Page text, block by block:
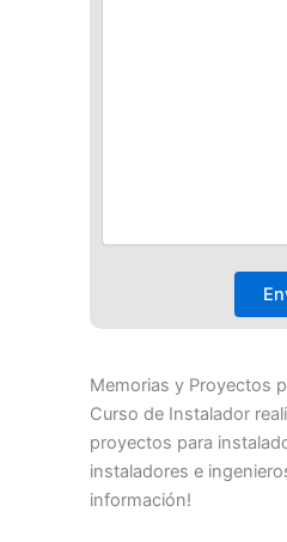
Memorias y Proyectos
Curso de Instalador
proyectos para
instaladores e
información!